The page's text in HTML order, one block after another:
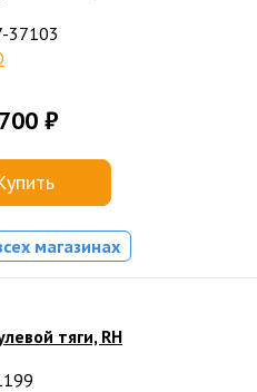
37103
₽
магазинах
тяги, RH